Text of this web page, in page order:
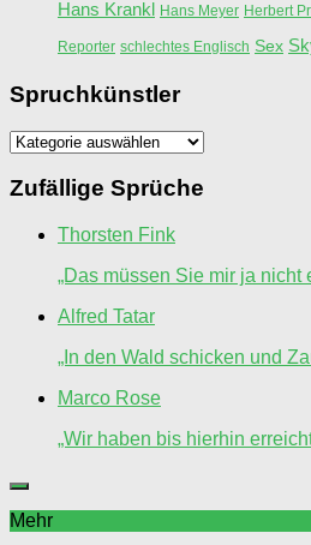
Hans Krankl Hans Meyer Herbert
Reporter schlechtes Englisch Sex
Spruchkünstler
Spruchkünstler
Zufällige Sprüche
Thorsten Fink
„Das müssen Sie mir ja nicht
Alfred Tatar
„In den Wald schicken und
Marco Rose
„Wir haben bis hierhin
Mehr